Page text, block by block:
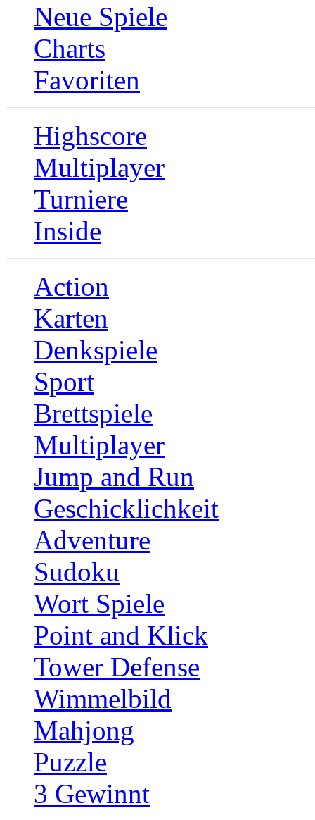
Neue Spiele
Charts
Favoriten
Highscore
Multiplayer
Turniere
Inside
Action
Karten
Denkspiele
Sport
Brettspiele
Multiplayer
Jump and Run
Geschicklichkeit
Adventure
Sudoku
Wort Spiele
Point and Klick
Tower Defense
Wimmelbild
Mahjong
Puzzle
3 Gewinnt